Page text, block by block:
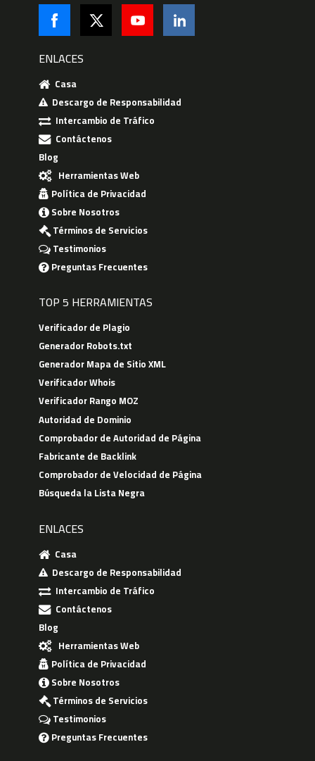
ENLACES
Casa
Descargo de Responsabilidad
Intercambio de Tráfico
Contáctenos
Blog
Herramientas Web
Política de Privacidad
Sobre Nosotros
Términos de Servicios
Testimonios
Preguntas Frecuentes
TOP 5 HERRAMIENTAS
Verificador de Plagio
Generador Robots.txt
Generador Mapa de Sitio XML
Verificador Whois
Verificador Rango MOZ
Autoridad de Dominio
Comprobador de Autoridad de Página
Fabricante de Backlink
Comprobador de Velocidad de Página
Búsqueda la Lista Negra
ENLACES
Casa
Descargo de Responsabilidad
Intercambio de Tráfico
Contáctenos
Blog
Herramientas Web
Política de Privacidad
Sobre Nosotros
Términos de Servicios
Testimonios
Preguntas Frecuentes